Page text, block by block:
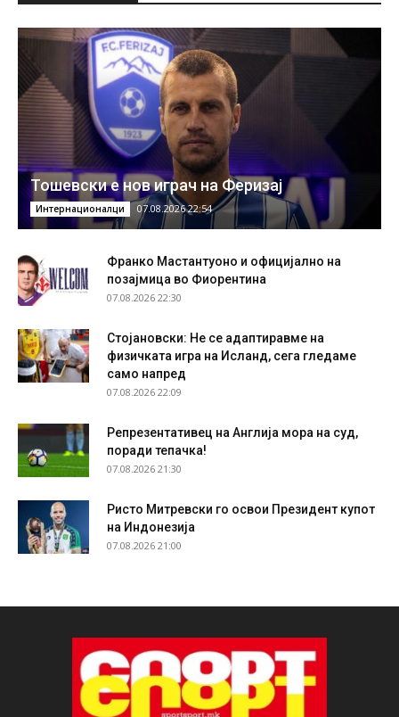
Тошевски е нов играч на Феризај
Интернационалци 07.08.2026 22:54
Франко Мастантуоно и официјално на
позајмица во Фиорентина
07.08.2026 22:30
Стојановски: Не се адаптиравме на
физичката игра на Исланд, сега гледаме
само напред
07.08.2026 22:09
Репрезентативец на Англија мора на суд,
поради тепачка!
07.08.2026 21:30
Ристо Митревски го освои Президент купот
на Индонезија
07.08.2026 21:00